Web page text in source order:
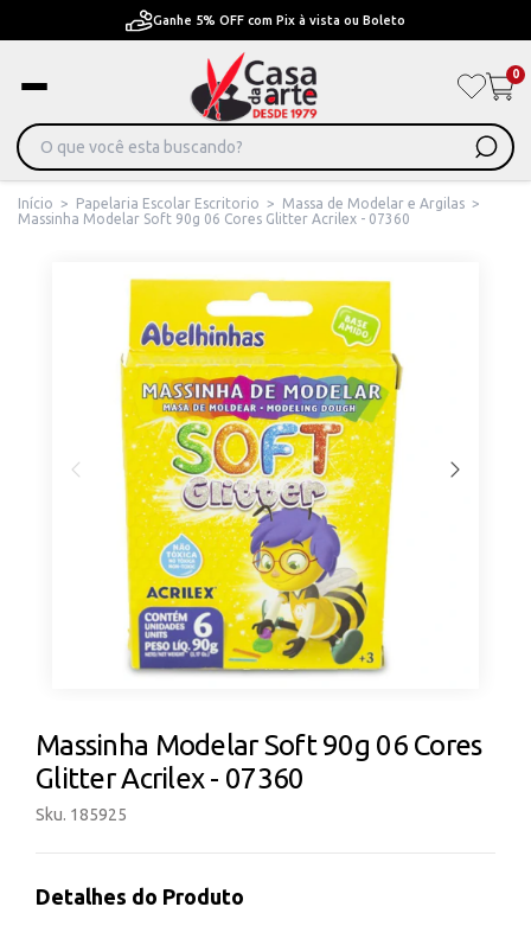
Ganhe 5% OFF com Pix à vista ou Boleto
0
Início > Papelaria Escolar Escritorio > Massa de Modelar e Argilas >
Massinha Modelar Soft 90g 06 Cores Glitter Acrilex - 07360
Massinha Modelar Soft 90g 06 Cores
Glitter Acrilex - 07360
Sku. 185925
Detalhes do Produto